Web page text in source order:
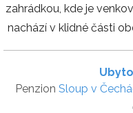
zahrádkou, kde je
nachází v klidné části
Penzion Sloup v